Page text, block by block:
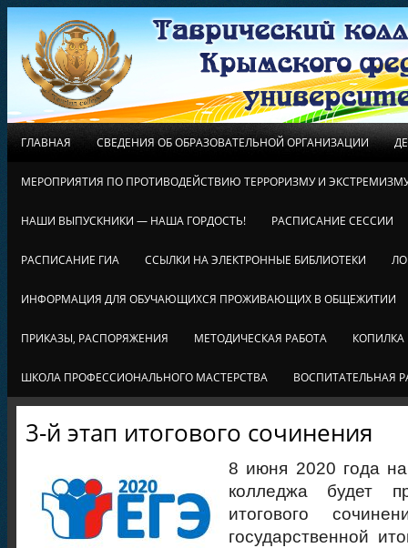
ГЛАВНАЯ СВЕДЕНИЯ ОБ ОБРАЗОВАТЕЛЬНОЙ ОРГАНИЗАЦИИ
МЕРОПРИЯТИЯ ПО ПРОТИВОДЕЙСТВИЮ ТЕРРОРИЗМУ И
НАШИ ВЫПУСКНИКИ — НАША ГОРДОСТЬ! РАСПИСАНИЕ СЕССИИ
РАСПИСАНИЕ ГИА ССЫЛКИ НА ЭЛЕКТРОННЫЕ БИБЛИОТЕКИ
ИНФОРМАЦИЯ ДЛЯ ОБУЧАЮЩИХСЯ ПРОЖИВАЮЩИХ В ОБЩЕЖИТИИ
ПРИКАЗЫ, РАСПОРЯЖЕНИЯ МЕТОДИЧЕСКАЯ РАБОТА КОПИЛКА
ШКОЛА ПРОФЕССИОНАЛЬНОГО МАСТЕРСТВА ВОСПИТАТЕЛЬНАЯ
3-й этап итогового сочинения
8 июня 2020 года на
колледжа будет
итогового
государственной